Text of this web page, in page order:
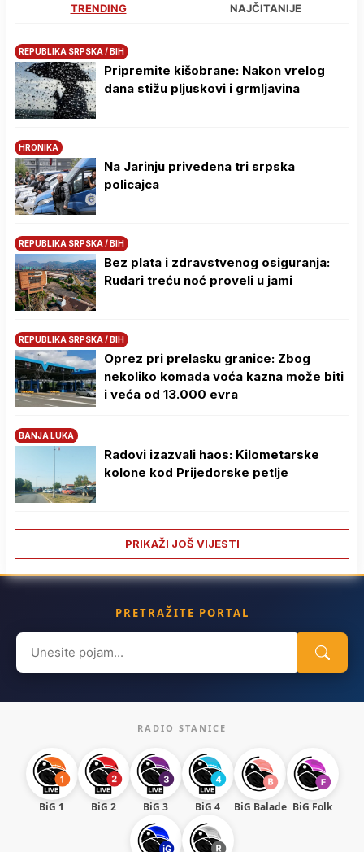
TRENDING NAJČITANIJE
REPUBLIKA SRPSKA / BIH
Pripremite kišobrane: Nakon vrelog
dana stižu pljuskovi i grmljavina
HRONIKA
Na Јarinju privedena tri srpska
policajca
REPUBLIKA SRPSKA / BIH
Bez plata i zdravstvenog osiguranja:
Rudari treću noć proveli u jami
REPUBLIKA SRPSKA / BIH
Oprez pri prelasku granice: Zbog
nekoliko komada voća kazna može biti
i veća od 13.000 evra
BANJA LUKA
Radovi izazvali haos: Kilometarske
kolone kod Prijedorske petlje
PRIKAŽI JOŠ VIJESTI
PRETRAŽITE PORTAL
Search
for:
RADIO STANICE
BiG 1 BiG 2 BiG 3 BiG 4 BiG Balade BiG Folk